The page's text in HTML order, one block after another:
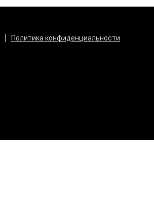
Политика конфиденциальности